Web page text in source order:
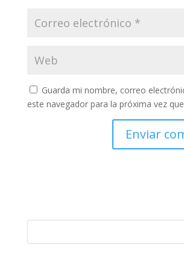
Guarda mi nombre, correo
este navegador para la próxima vez